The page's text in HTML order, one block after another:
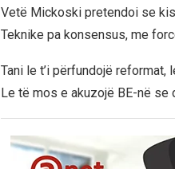
Vetë Mickoski pretendoi se
Teknike pa konsensus, me
Tani le t’i përfundojë
Le të mos e akuzojë BE-në se